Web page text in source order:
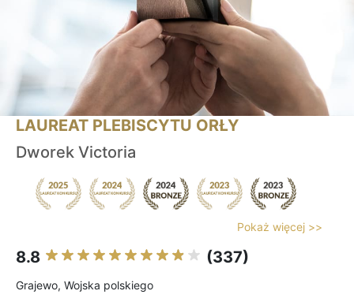
LAUREAT PLEBISCYTU ORŁY
Dworek Victoria
Pokaż więcej >>
8.8 (337)
Grajewo, Wojska polskiego